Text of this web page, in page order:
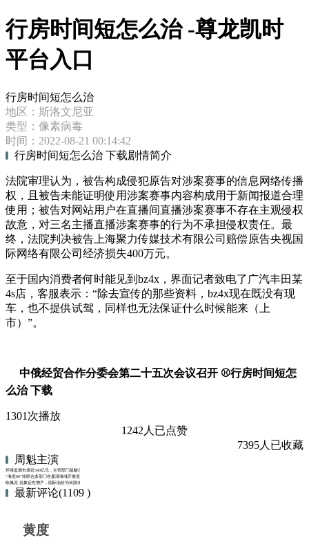
行房时间短怎么治 -尊龙凯时
平台入口
行房时间短怎么治
地区：斯洛文尼亚
类型：像素病毒
时间：2022-08-21 00:14:42
行房时间短怎么治 下载剧情简介
法院审理认为，被告构成侵犯原告对涉案赛事的信息网络传播
权，且被告未能证明使用涉案赛事内容构成用于新闻报道合理
使用；被告对网站用户在直播间直播涉案赛事不存在主观侵权
故意，对三名主播直播涉案赛事的行为不承担侵权责任。最
终，法院判决被告上海聚力传媒技术有限公司赔偿原告央视国
际网络有限公司经济损失400万元。
至于国内消费者何时能见到bz4x，界面记者致电了广汽丰田某
4s店，客服表示：“除去宣传的那些资料，bz4x现在既没有现
车，也不提供试驾，同样也无法保证什么时候能来（上
市）”。
中俄经贸合作分委会第二十五次会议召开 ⚾行房时间短怎
么治 下载
1301次播放
1242人已点赞
7395人已收藏
周魁主演
环境监测市场近540亿元，主管部门提醒企业不能在数据上动歪脑筋
“海巡06”轮联合多部门在厦漳海域开展巡航搜救一体化联合行动
欧佩克 仅象征性增产，国际油价为何跳水创近半年新低？
最新评论(1109 )
黄度